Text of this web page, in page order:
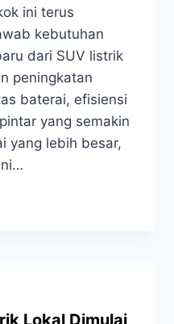
ini terus
kebutuhan
dari SUV listrik
peningkatan
baterai, efisiensi
yang semakin
yang lebih besar,